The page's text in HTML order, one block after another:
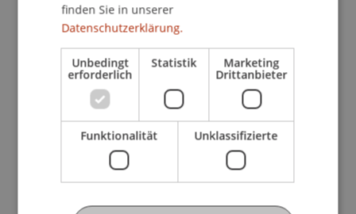
Programm
> Begrüssung durch Klaus Näscher, Rektor der
Universität Liechtenstein
> Festansprache durch Regierungsrat Hugo
> Verleihung der akademischen Grad
> Ansprache von einer Diplomandin und einem
Musikalisch umrahmt wird die Diplomfeier von
finden Sie in unserer
Datenschutzerklärung.
Unbedingt
erforderlich
Statistik Marketing
Drittanbieter
Funktionalität Unklassifizierte